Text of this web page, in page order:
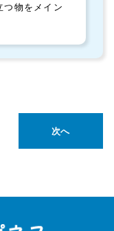
つ物をメイン
次へ